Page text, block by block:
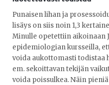
Punaisen lihan ja
lisäys on siis noin 1,3
Minulle opetettiin aikoinaan
epidemiologian kursseilla,
voida aukottomasti todistaa
em. sekoittavan tekijän
voida poissulkea. Näin